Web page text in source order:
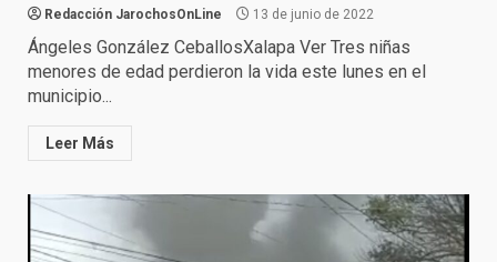
Redacción JarochosOnLine 13 de junio de 2022
Ángeles González CeballosXalapa Ver Tres niñas
menores de edad perdieron la vida este lunes en el
municipio...
Leer Más